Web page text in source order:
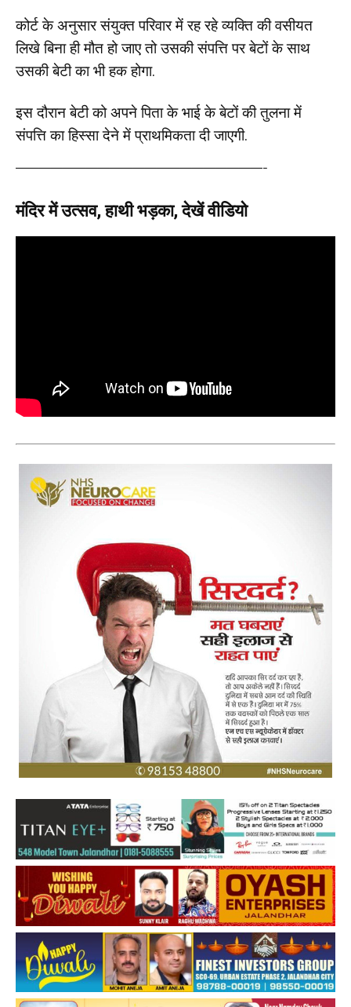
कोर्ट के अनुसार संयुक्त परिवार में रह रहे व्यक्ति की वसीयत
लिखे बिना ही मौत हो जाए तो उसकी संपत्ति पर बेटों के साथ
उसकी बेटी का भी हक होगा.
इस दौरान बेटी को अपने पिता के भाई के बेटों की तुलना में
संपत्ति का हिस्सा देने में प्राथमिकता दी जाएगी.
—————————————————————-
मंदिर में उत्सव, हाथी भड़का, देखें वीडियो